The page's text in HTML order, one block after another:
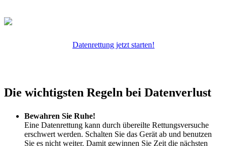
Datenrettung jetzt starten!
Die wichtigsten Regeln bei Datenverlust
Bewahren Sie Ruhe!
Eine Datenrettung kann durch übereilte Rettungsversuche
erschwert werden. Schalten Sie das Gerät ab und benutzen
Sie es nicht weiter. Damit gewinnen Sie Zeit die nächsten